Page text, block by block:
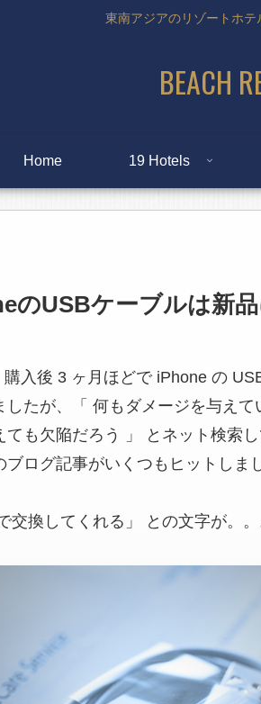
東南アジアのリゾートホ
BEACH
Home 19 Hotels
のUSBケーブルは新
入後 3 ヶ月ほどで iPhone の
したが、「 何もダメージを与え
も欠陥だろう 」 とネット検索
ログ記事がいくつもヒットしま
交換してくれる」 との文字が。